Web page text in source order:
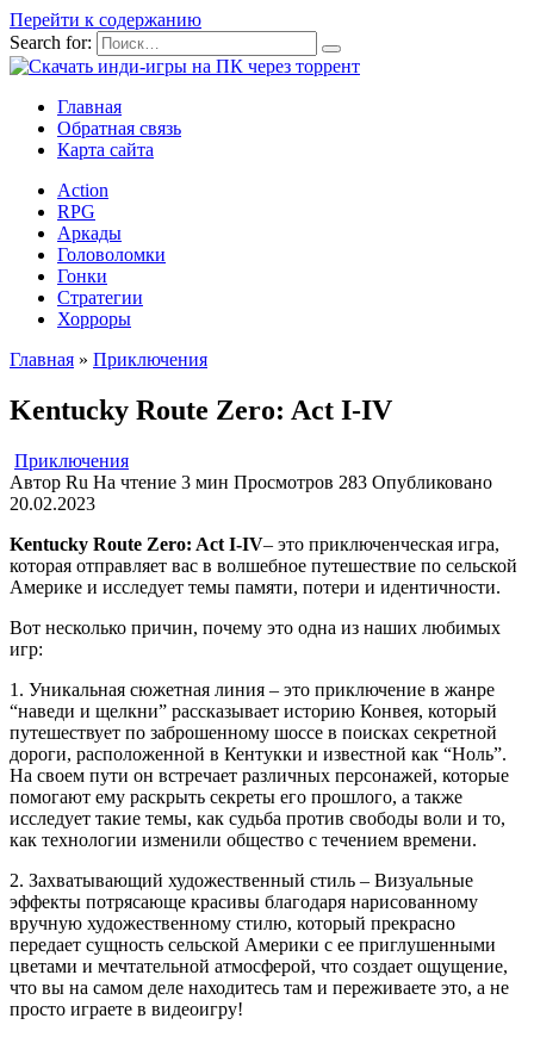
Перейти к содержанию
Search for:
Главная
Обратная связь
Карта сайта
Action
RPG
Аркады
Головоломки
Гонки
Стратегии
Хорроры
Главная » Приключения
Kentucky Route Zero: Act I-IV
Приключения
Автор Ru На чтение 3 мин Просмотров 283 Опубликовано
20.02.2023
Kentucky Route Zero: Act I-IV– это приключенческая игра,
которая отправляет вас в волшебное путешествие по сельской
Америке и исследует темы памяти, потери и идентичности.
Вот несколько причин, почему это одна из наших любимых
игр:
1. Уникальная сюжетная линия – это приключение в жанре
“наведи и щелкни” рассказывает историю Конвея, который
путешествует по заброшенному шоссе в поисках секретной
дороги, расположенной в Кентукки и известной как “Ноль”.
На своем пути он встречает различных персонажей, которые
помогают ему раскрыть секреты его прошлого, а также
исследует такие темы, как судьба против свободы воли и то,
как технологии изменили общество с течением времени.
2. Захватывающий художественный стиль – Визуальные
эффекты потрясающе красивы благодаря нарисованному
вручную художественному стилю, который прекрасно
передает сущность сельской Америки с ее приглушенными
цветами и мечтательной атмосферой, что создает ощущение,
что вы на самом деле находитесь там и переживаете это, а не
просто играете в видеоигру!